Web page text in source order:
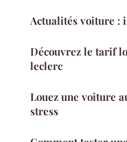
Actualités voiture :
Découvrez le tarif
leclerc
Louez une voiture
stress